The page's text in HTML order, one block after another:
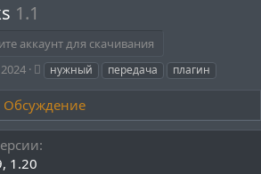
1.1
аккаунт для скачивания
Т
г
и
нужный передача плагин
Обсуждение
1.20